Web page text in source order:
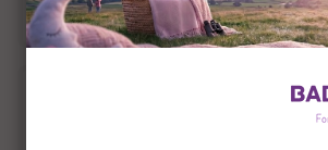
הוסף לסל